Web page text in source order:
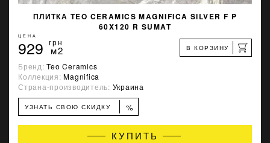
ПЛИТКА TEO CERAMICS MAGNIFICA SILVER F P
60X120 R SUMAT
ЦЕНА
929 грн
м2 В КОРЗИНУ
Бренд:Teo Ceramics
Коллекция:Magnifica
Страна-производитель: Украина
УЗНАТЬ СВОЮ СКИДКУ %
КУПИТЬ